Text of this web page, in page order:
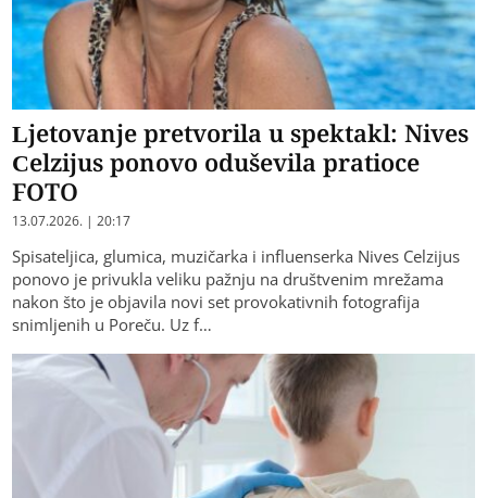
Ljetovanje pretvorila u spektakl: Nives
Celzijus ponovo oduševila pratioce
FOTO
13.07.2026. | 20:17
Spisateljica, glumica, muzičarka i influenserka Nives Celzijus
ponovo je privukla veliku pažnju na društvenim mrežama
nakon što je objavila novi set provokativnih fotografija
snimljenih u Poreču. Uz f…